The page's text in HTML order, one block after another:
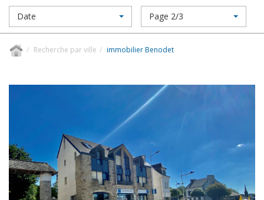
Page 2/3
Date
Recherche par ville immobilier Benodet